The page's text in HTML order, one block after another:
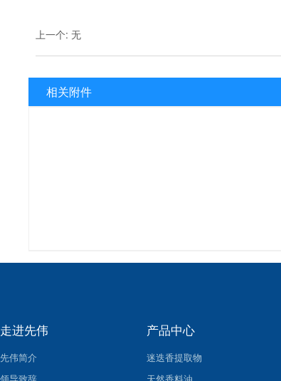
上一个: 无
相关附件
走进先伟
先伟简介
产品中心
迷迭香提取物